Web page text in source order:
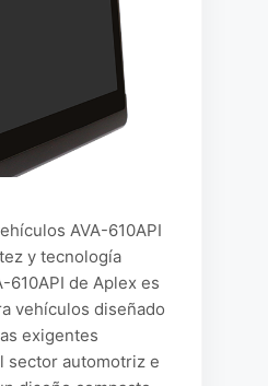
AVA-610API
y tecnología
610API de Aplex es
vehículos diseñado
exigentes
sector automotriz e